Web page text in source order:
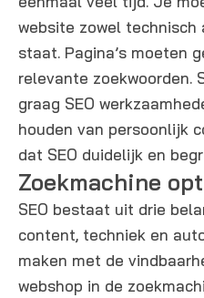
website zowel technisch
staat. Pagina’s moeten
relevante zoekwoorden.
graag SEO
houden van persoonlijk
dat SEO duidelijk en
Zoekmachine
SEO bestaat uit drie
content, techniek en
maken met de
webshop in de